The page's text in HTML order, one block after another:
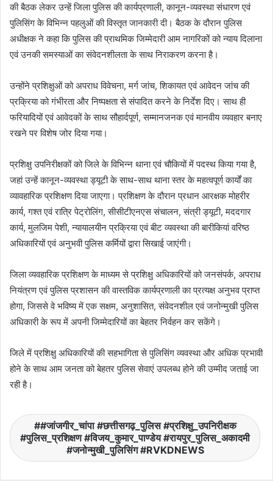
की बैठक लेकर उन्हें जिला पुलिस की कार्यप्रणाली, कानून-व्यवस्था संधारण एवं
पुलिसिंग के विभिन्न पहलुओं की विस्तृत जानकारी दी। बैठक के दौरान पुलिस
अधीक्षक ने कहा कि पुलिस की प्राथमिक जिम्मेदारी आम नागरिकों को न्याय दिलाना
एवं उनकी समस्याओं का संवेदनशीलता के साथ निराकरण करना है।
उन्होंने प्रशिक्षुओं को अपराध विवेचना, मर्ग जांच, शिकायत एवं आवेदन जांच की
प्रक्रिया को गंभीरता और निष्पक्षता से संपादित करने के निर्देश दिए। साथ ही
फरियादियों एवं आवेदकों के साथ सौहार्दपूर्ण, सम्मानजनक एवं मानवीय व्यवहार बनाए
रखने पर विशेष जोर दिया गया।
प्रशिक्षु उपनिरीक्षकों को जिले के विभिन्न थाना एवं चौकियों में पदस्थ किया गया है,
जहां उन्हें कानून-व्यवस्था ड्यूटी के साथ-साथ थाना स्तर के महत्वपूर्ण कार्यों का
व्यावहारिक प्रशिक्षण दिया जाएगा। प्रशिक्षण के दौरान प्रधान आरक्षक मोहरीर
कार्य, गश्त एवं रात्रि पेट्रोलिंग, सीसीटीएनएस संचालन, संत्री ड्यूटी, मददगार
कार्य, मुलजिम पेशी, न्यायालयीन प्रक्रिया एवं बीट व्यवस्था की बारीकियां वरिष्ठ
अधिकारियों एवं अनुभवी पुलिस कर्मियों द्वारा सिखाई जाएंगी।
जिला व्यवहारिक प्रशिक्षण के माध्यम से प्रशिक्षु अधिकारियों को जनसंपर्क, अपराध
नियंत्रण एवं पुलिस प्रशासन की वास्तविक कार्यप्रणाली का प्रत्यक्ष अनुभव प्राप्त
होगा, जिससे वे भविष्य में एक सक्षम, अनुशासित, संवेदनशील एवं जनोन्मुखी पुलिस
अधिकारी के रूप में अपनी जिम्मेदारियों का बेहतर निर्वहन कर सकेंगे।
जिले में प्रशिक्षु अधिकारियों की सहभागिता से पुलिसिंग व्यवस्था और अधिक प्रभावी
होने के साथ आम जनता को बेहतर पुलिस सेवाएं उपलब्ध होने की उम्मीद जताई जा
रही है।
#जांजगीर_चांपा #छत्तीसगढ़_पुलिस #प्रशिक्षु_उपनिरीक्षक
#पुलिस_प्रशिक्षण #विजय_कुमार_पाण्डेय #रायपुर_पुलिस_अकादमी
#जनोन्मुखी_पुलिसिंग #RVKDNEWS